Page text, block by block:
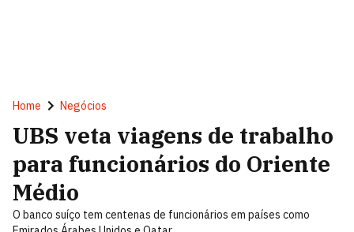
Home Negócios
UBS veta viagens de trabalho
para funcionários do Oriente
Médio
O banco suíço tem centenas de funcionários em países como